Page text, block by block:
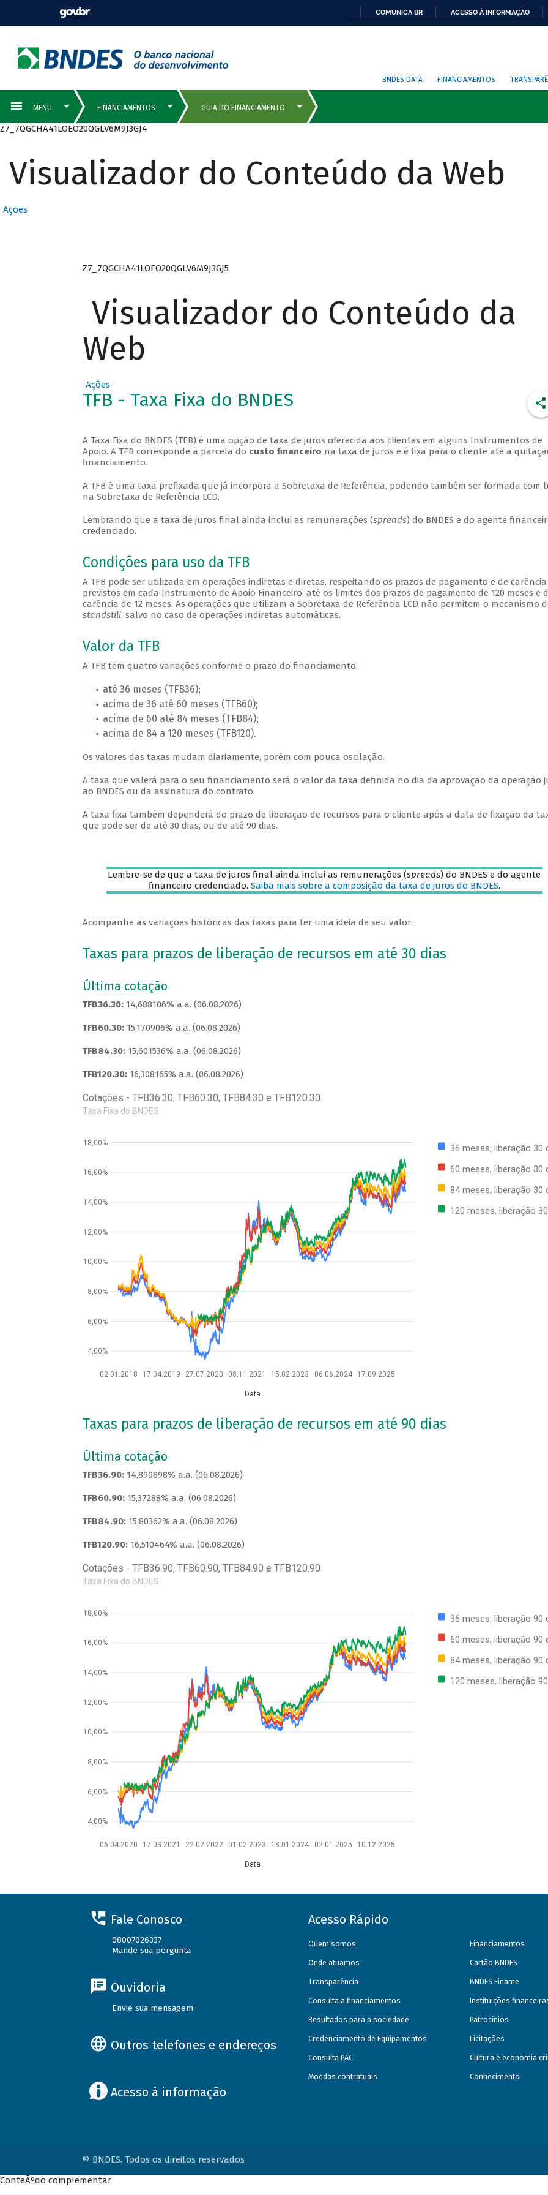
COMUNICA BR ACESSO À INFORMAÇÃO
BNDES DATA FINANCIAMENTOS
Z7_7QGCHA41LOEO20QGLV6M9J3GJ4
Visualizador do Conteúdo da Web
Ações
Z7_7QGCHA41LOEO20QGLV6M9J3GJ5
Visualizador do Conteúdo da
Web
Ações
TFB - Taxa Fixa do BNDES
A Taxa Fixa do BNDES (TFB) é uma opção de taxa de juros oferecida aos clientes em alguns Instrumentos de
Apoio. A TFB corresponde à parcela do custo financeiro na taxa de juros e é fixa para o cliente até a
financiamento.
A TFB é uma taxa prefixada que já incorpora a Sobretaxa de Referência, podendo também ser formada com
na Sobretaxa de Referência LCD.
Lembrando que a taxa de juros final ainda inclui as remunerações (spreads) do BNDES e do agente
credenciado.
Condições para uso da TFB
A TFB pode ser utilizada em operações indiretas e diretas, respeitando os prazos de pagamento e de carência
previstos em cada Instrumento de Apoio Financeiro, até os limites dos prazos de pagamento de 120 meses e
carência de 12 meses. As operações que utilizam a Sobretaxa de Referência LCD não permitem o mecanismo
standstill, salvo no caso de operações indiretas automáticas.
Valor da TFB
A TFB tem quatro variações conforme o prazo do financiamento:
até 36 meses (TFB36);
acima de 36 até 60 meses (TFB60);
acima de 60 até 84 meses (TFB84);
acima de 84 a 120 meses (TFB120).
Os valores das taxas mudam diariamente, porém com pouca oscilação.
A taxa que valerá para o seu financiamento será o valor da taxa definida no dia da aprovação da operação
ao BNDES ou da assinatura do contrato.
A taxa fixa também dependerá do prazo de liberação de recursos para o cliente após a data de fixação da
que pode ser de até 30 dias, ou de até 90 dias.
Lembre-se de que a taxa de juros final ainda inclui as remunerações (spreads) do BNDES e do agente
financeiro credenciado. Saiba mais sobre a composição da taxa de juros do BNDES.
Acompanhe as variações históricas das taxas para ter uma ideia de seu valor:
Taxas para prazos de liberação de recursos em até 30 dias
Última cotação
TFB36.30: 14,688106% a.a. (06.08.2026)
TFB60.30: 15,170906% a.a. (06.08.2026)
TFB84.30: 15,601536% a.a. (06.08.2026)
TFB120.30: 16,308165% a.a. (06.08.2026)
Cotações - TFB36.30, TFB60.30, TFB84.30 e TFB120.30
Taxa Fixa do BNDES
36 meses, liberação 30
60 meses, liberação 30
84 meses, liberação 30
120 meses, liberação
02.01.2018 17.04.2019 27.07.2020 08.11.2021 15.02.2023 06.06.2024 17.09.2025
Data
4,00%
6,00%
8,00%
10,00%
12,00%
14,00%
16,00%
18,00%
Taxas para prazos de liberação de recursos em até 90 dias
Última cotação
TFB36.90: 14,890898% a.a. (06.08.2026)
TFB60.90: 15,37288% a.a. (06.08.2026)
TFB84.90: 15,80362% a.a. (06.08.2026)
TFB120.90: 16,510464% a.a. (06.08.2026)
Cotações - TFB36.90, TFB60.90, TFB84.90 e TFB120.90
Taxa Fixa do BNDES
36 meses, liberação 90
60 meses, liberação 90
84 meses, liberação 90
120 meses, liberação
06.04.2020 17.03.2021 22.02.2022 01.02.2023 18.01.2024 02.01.2025 10.12.2025
Data
4,00%
6,00%
8,00%
10,00%
12,00%
14,00%
16,00%
18,00%
Fale Conosco
08007026337
Mande sua pergunta
Ouvidoria
Envie sua mensagem
Outros telefones e endereços
Acesso à informação
Acesso Rápido
Quem somos
Onde atuamos
Transparência
Consulta a financiamentos
Resultados para a sociedade
Credenciamento de Equipamentos
Consulta PAC
Moedas contratuais
Financiamentos
Cartão BNDES
BNDES Finame
Instituições
Patrocínios
Licitações
Cultura e economia
Conhecimento
© BNDES. Todos os direitos reservados
ConteÃºdo complementar